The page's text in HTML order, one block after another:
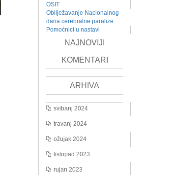
OSIT
Obilježavanje Nacionalnog
dana cerebralne paralize
Pomoćnici u nastavi
NAJNOVIJI
KOMENTARI
ARHIVA
svibanj 2024
travanj 2024
ožujak 2024
listopad 2023
rujan 2023